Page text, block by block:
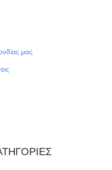
μας